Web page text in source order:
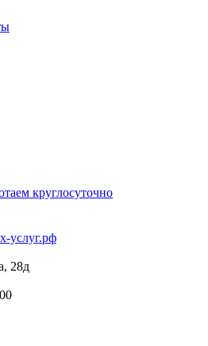
круглосуточно
услуг.рф
28д